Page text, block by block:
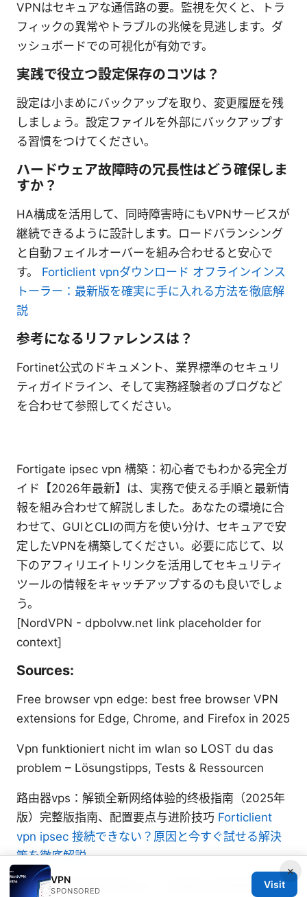
VPNはセキュアな通信路の要。監視を欠くと、トラ
フィックの異常やトラブルの兆候を見逃します。ダ
ッシュボードでの可視化が有効です。
実践で役立つ設定保存のコツは？
設定は小まめにバックアップを取り、変更履歴を残
しましょう。設定ファイルを外部にバックアップす
る習慣をつけてください。
ハードウェア故障時の冗長性はどう確保しま
すか？
HA構成を活用して、同時障害時にもVPNサービスが
継続できるように設計します。ロードバランシング
と自動フェイルオーバーを組み合わせると安心で
す。 Forticlient vpnダウンロード オフラインインス
トーラー：最新版を確実に手に入れる方法を徹底解
説
参考になるリファレンスは？
Fortinet公式のドキュメント、業界標準のセキュリ
ティガイドライン、そして実務経験者のブログなど
を合わせて参照してください。
Fortigate ipsec vpn 構築：初心者でもわかる完全ガ
イド【2026年最新】は、実務で使える手順と最新情
報を組み合わせて解説しました。あなたの環境に合
わせて、GUIとCLIの両方を使い分け、セキュアで安
定したVPNを構築してください。必要に応じて、以
下のアフィリエイトリンクを活用してセキュリティ
ツールの情報をキャッチアップするのも良いでしょ
う。
[NordVPN - dpbolvw.net link placeholder for
context]
Sources:
Free browser vpn edge: best free browser VPN
extensions for Edge, Chrome, and Firefox in 2025
Vpn funktioniert nicht im wlan so LOST du das
problem – Lösungstipps, Tests & Ressourcen
路由器vps：解锁全新网络体验的终极指南（2025年
版）完整版指南、配置要点与进阶技巧 Forticlient
vpn ipsec 接続できない？原因と今すぐ試せる解決
策を徹底解説
手把手教你配置路由器vpn：全面提升家庭网络安全
×
VPN
SPONSORED
Visit